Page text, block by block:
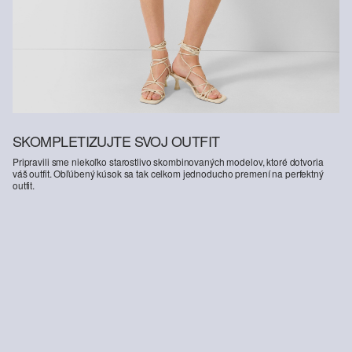
SKOMPLETIZUJTE SVOJ OUTFIT
Pripravili sme niekoľko starostlivo skombinovaných modelov, ktoré dotvoria
váš outfit. Obľúbený kúsok sa tak celkom jednoducho premení na perfektný
outfit.